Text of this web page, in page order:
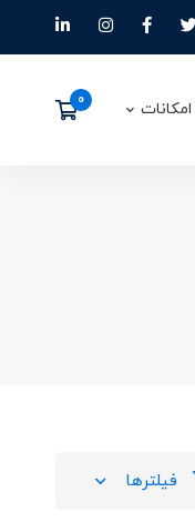
امکانات
فیلترها